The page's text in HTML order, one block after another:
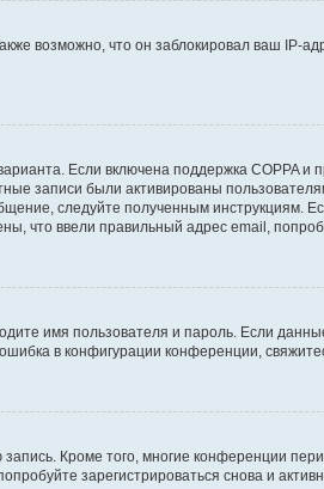
возможно, что он заблокировал ваш IP-
Если включена поддержка COPPA и
записи были активированы
следуйте полученным инструкциям.
что ввели правильный адрес email,
имя пользователя и пароль. Если
в конфигурации конференции,
Кроме того, многие конференции
зарегистрироваться снова и